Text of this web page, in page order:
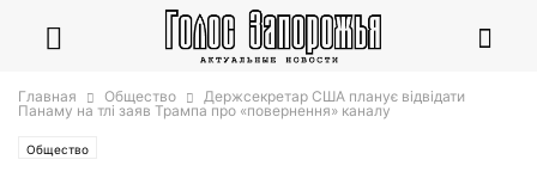
Главная Общество
Держсекретар США планує відвідати
Панаму на тлі заяв Трампа про «повернення» каналу
Общество